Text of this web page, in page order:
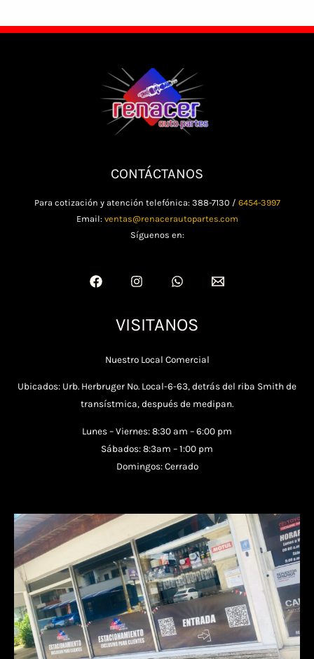
CONTÁCTANOS
Para cotización y atención telefónica: 388-7130 / 6454-3997
Email: ventas@renacerautopartes.com
Síguenos en:
VISITANOS
Nuestro Local Comercial
Ubicados: Urb. Herbruger No. Local-6-63, detrás del riba Smith de
transístmica, después de medipan.
Lunes – Viernes: 8:30 am – 6:00 pm
Sábados: 8:3am – 1:00 pm
Domingos: Cerrado